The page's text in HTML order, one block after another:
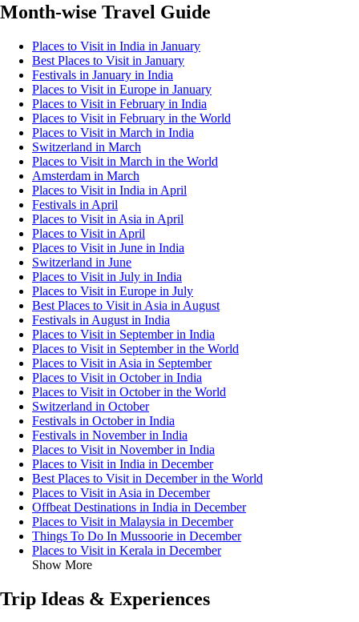
Month-wise Travel Guide
Places to Visit in India in January
Best Places to Visit in January
Festivals in January in India
Places to Visit in Europe in January
Places to Visit in February in India
Places to Visit in February in the World
Places to Visit in March in India
Switzerland in March
Places to Visit in March in the World
Amsterdam in March
Places to Visit in India in April
Festivals in April
Places to Visit in Asia in April
Places to Visit in April
Places to Visit in June in India
Switzerland in June
Places to Visit in July in India
Places to Visit in Europe in July
Best Places to Visit in Asia in August
Festivals in August in India
Places to Visit in September in India
Places to Visit in September in the World
Places to Visit in Asia in September
Places to Visit in October in India
Places to Visit in October in the World
Switzerland in October
Festivals in October in India
Festivals in November in India
Places to Visit in November in India
Places to Visit in India in December
Best Places to Visit in December in the World
Places to Visit in Asia in December
Offbeat Destinations in India in December
Places to Visit in Malaysia in December
Things To Do In Mussoorie in December
Places to Visit in Kerala in December
Show More
Trip Ideas & Experiences